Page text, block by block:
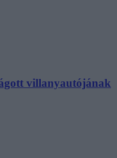
villanyautójának